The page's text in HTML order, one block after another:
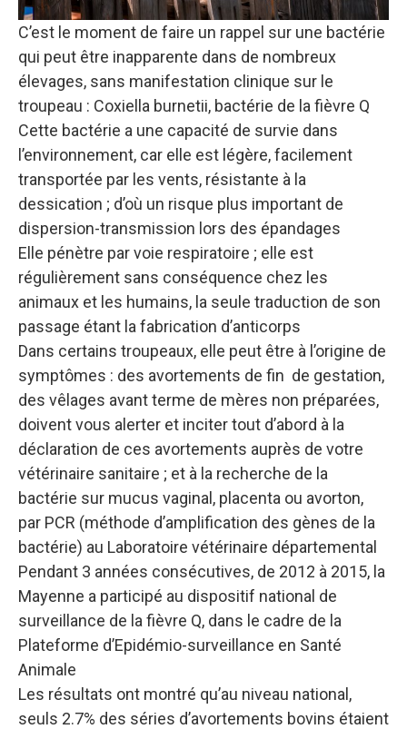
C’est le moment de faire un rappel sur une bactérie
qui peut être inapparente dans de nombreux
élevages, sans manifestation clinique sur le
troupeau : Coxiella burnetii, bactérie de la fièvre Q
Cette bactérie a une capacité de survie dans
l’environnement, car elle est légère, facilement
transportée par les vents, résistante à la
dessication ; d’où un risque plus important de
dispersion-transmission lors des épandages
Elle pénètre par voie respiratoire ; elle est
régulièrement sans conséquence chez les
animaux et les humains, la seule traduction de son
passage étant la fabrication d’anticorps
Dans certains troupeaux, elle peut être à l’origine de
symptômes : des avortements de fin de gestation,
des vêlages avant terme de mères non préparées,
doivent vous alerter et inciter tout d’abord à la
déclaration de ces avortements auprès de votre
vétérinaire sanitaire ; et à la recherche de la
bactérie sur mucus vaginal, placenta ou avorton,
par PCR (méthode d’amplification des gènes de la
bactérie) au Laboratoire vétérinaire départemental
Pendant 3 années consécutives, de 2012 à 2015, la
Mayenne a participé au dispositif national de
surveillance de la fièvre Q, dans le cadre de la
Plateforme d’Epidémio-surveillance en Santé
Animale
Les résultats ont montré qu’au niveau national,
seuls 2.7% des séries d’avortements bovins étaient